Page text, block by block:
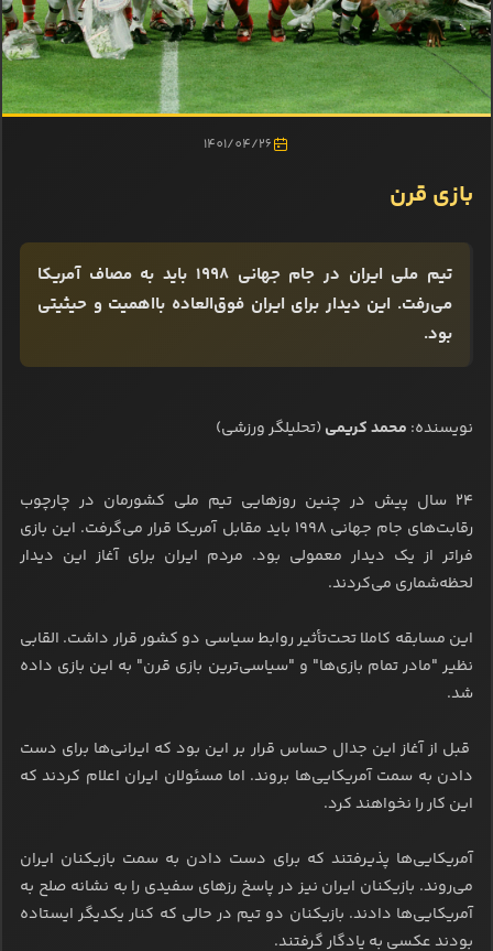
1401/04/26
بازی قرن
تیم ملی ایران در جام جهانی 1998 باید به مصاف آمریکا
می‌رفت. این دیدار برای ایران فوق‌العاده بااهمیت و حیثیتی
بود.
نویسنده: محمد کریمی(تحلیلگر ورزشی)
۲۴ سال پیش در چنین روزهایی تیم ملی کشورمان در چارچوب
رقابت‌های جام جهانی ۱۹۹۸ باید مقابل آمریکا قرار می‌گرفت. این بازی
فراتر از یک دیدار معمولی بود. مردم ایران برای آغاز این دیدار
لحظه‌شماری می‌کردند.
این مسابقه کاملا تحت‌تأثیر روابط سیاسی دو کشور قرار داشت. القابی
نظیر "مادر تمام بازی‌ها" و "سیاسی‌ترین بازی قرن" به این بازی داده
شد.
قبل از آغاز این جدال حساس قرار بر این بود که ایرانی‌ها برای دست
دادن به سمت آمریکایی‌ها بروند. اما مسئولان ایران اعلام کردند که
این کار را نخواهند کرد.
آمریکایی‌ها پذیرفتند که برای دست دادن به سمت بازیکنان ایران
می‌روند. بازیکنان ایران نیز در پاسخ رزهای سفیدی را به نشانه صلح به
آمریکایی‌ها دادند. بازیکنان دو تیم در حالی که کنار یکدیگر ایستاده
بودند عکسی به یادگار گرفتند.